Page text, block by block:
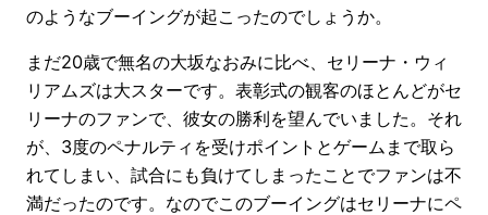
のようなブーイングが起こったのでしょうか。
まだ20歳で無名の大坂なおみに比べ、セリーナ・ウィ
リアムズは大スターです。表彰式の観客のほとんどがセ
リーナのファンで、彼女の勝利を望んでいました。それ
が、3度のペナルティを受けポイントとゲームまで取ら
れてしまい、試合にも負けてしまったことでファンは不
満だったのです。なのでこのブーイングはセリーナにペ